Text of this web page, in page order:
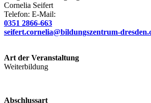
Cornelia Seifert
Telefon: E-Mail:
0351 2866-663
seifert.cornelia@bildungszentrum-
Art der Veranstaltung
Weiterbildung
Abschlussart